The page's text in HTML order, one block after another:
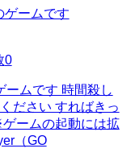
ゲームです
0
ームです 時間殺し
ださい すればきっ
ームの起動には拡
（GO